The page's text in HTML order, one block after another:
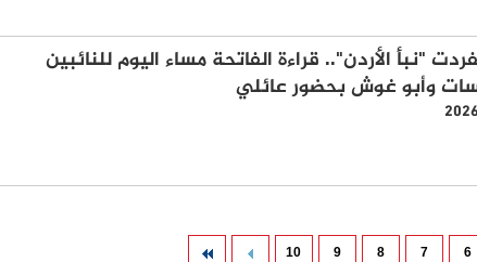
"نبأ الأردن".. قراءة الفاتحة مساء اليوم للنائبين
وأبو غوش بحضور عائلي
6
7
8
9
10